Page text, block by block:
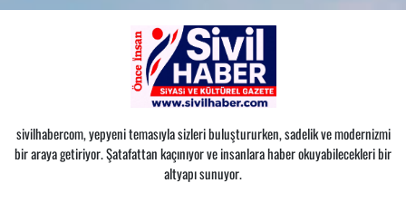
sivilhabercom, yepyeni temasıyla sizleri buluştururken, sadelik ve modernizmi
bir araya getiriyor. Şatafattan kaçınıyor ve insanlara haber okuyabilecekleri bir
altyapı sunuyor.